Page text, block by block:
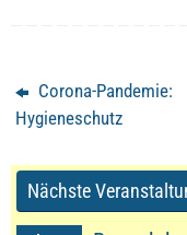
Corona-Pandemie:
Hygieneschutz
Nächste